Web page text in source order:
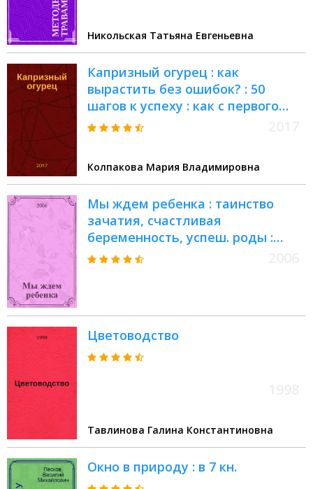
Никольская Татьяна Евгеньевна
Капризный огурец : как
вырастить без ошибок? : 50
шагов к успеху : как с первого
сезона получить сверхурожай?;
выбрать для своего региона?; как
правильно ухаживать,
подвязывать и пасынковать?
Колпакова Мария Владимировна
Мы ждем ребенка : таинство
зачатия, счастливая
беременность, успеш. роды :
энциклопедия
Цветоводство
Тавлинова Галина Константиновна
Окно в природу : в 7 кн.